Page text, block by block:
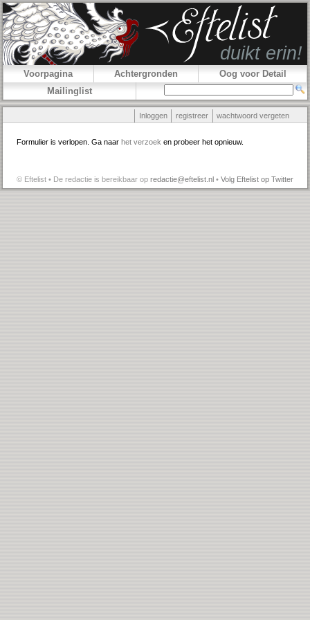
Voorpagina Achtergronden
Oog voor Detail
Mailinglist
Inloggen registreer wachtwoord vergeten
Formulier is verlopen. Ga naar het verzoek en probeer het opnieuw.
© Eftelist • De redactie is bereikbaar op redactie@eftelist.nl • Volg Eftelist op Twitter